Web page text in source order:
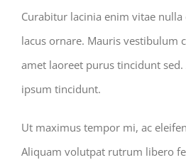
Curabitur lacinia enim vitae nulla
lacus ornare. Mauris vestibulum
amet laoreet purus tincidunt
ipsum tincidunt.
Ut maximus tempor mi, ac
Aliquam volutpat rutrum libero